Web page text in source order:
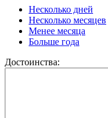
Несколько дней
Несколько месяцев
Менее месяца
Больше года
Достоинства: